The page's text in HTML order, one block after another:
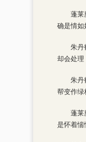
蓬莱
确是情如
朱丹
却会处理
朱丹
帮变作绿
蓬莱
是怀着惴